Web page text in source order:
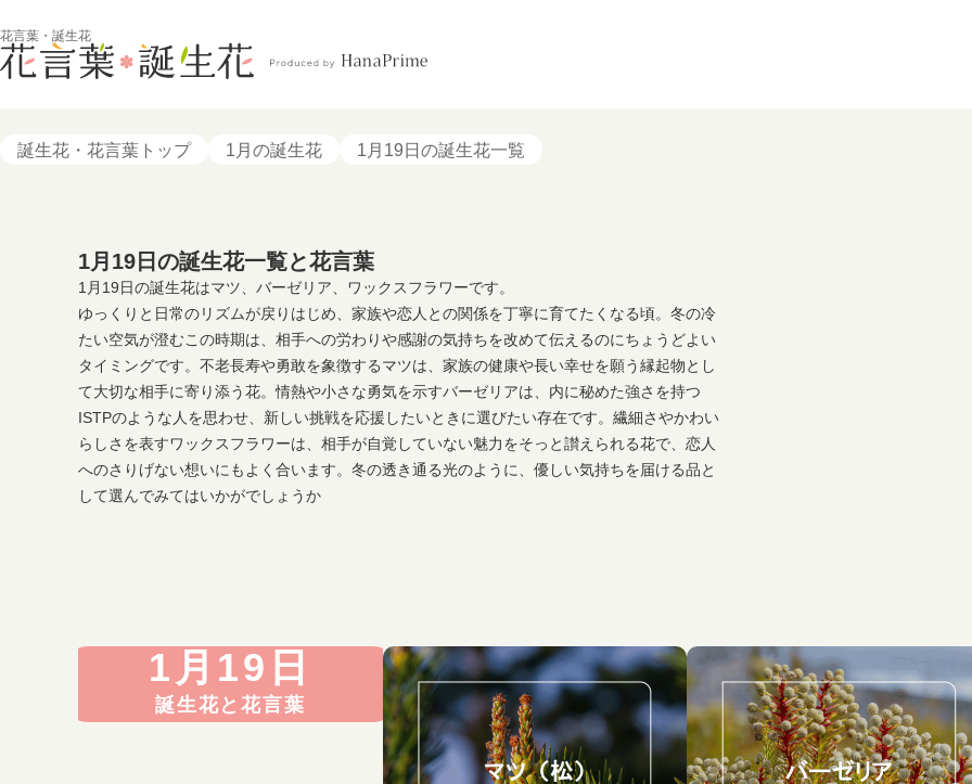
花言葉・誕生花
誕生花・花言葉トップ 1月の誕生花 1月19日の誕生花一覧
1月19日の誕生花一覧と花言葉
1月19日の誕生花はマツ、バーゼリア、ワックスフラワーです。
ゆっくりと日常のリズムが戻りはじめ、家族や恋人との関係を丁寧に育てたくなる頃。冬の冷
たい空気が澄むこの時期は、相手への労わりや感謝の気持ちを改めて伝えるのにちょうどよい
タイミングです。不老長寿や勇敢を象徴するマツは、家族の健康や長い幸せを願う縁起物とし
て大切な相手に寄り添う花。情熱や小さな勇気を示すバーゼリアは、内に秘めた強さを持つ
ISTPのような人を思わせ、新しい挑戦を応援したいときに選びたい存在です。繊細さやかわい
らしさを表すワックスフラワーは、相手が自覚していない魅力をそっと讃えられる花で、恋人
へのさりげない想いにもよく合います。冬の透き通る光のように、優しい気持ちを届ける品と
して選んでみてはいかがでしょうか
1月19日
誕生花と花言葉